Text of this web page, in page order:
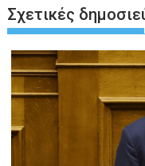
Σχετικές